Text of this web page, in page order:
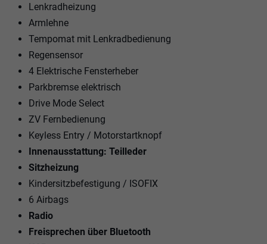
Lenkradheizung
Armlehne
Tempomat mit Lenkradbedienung
Regensensor
4 Elektrische Fensterheber
Parkbremse elektrisch
Drive Mode Select
ZV Fernbedienung
Keyless Entry / Motorstartknopf
Innenausstattung: Teilleder
Sitzheizung
Kindersitzbefestigung / ISOFIX
6 Airbags
Radio
Freisprechen über Bluetooth